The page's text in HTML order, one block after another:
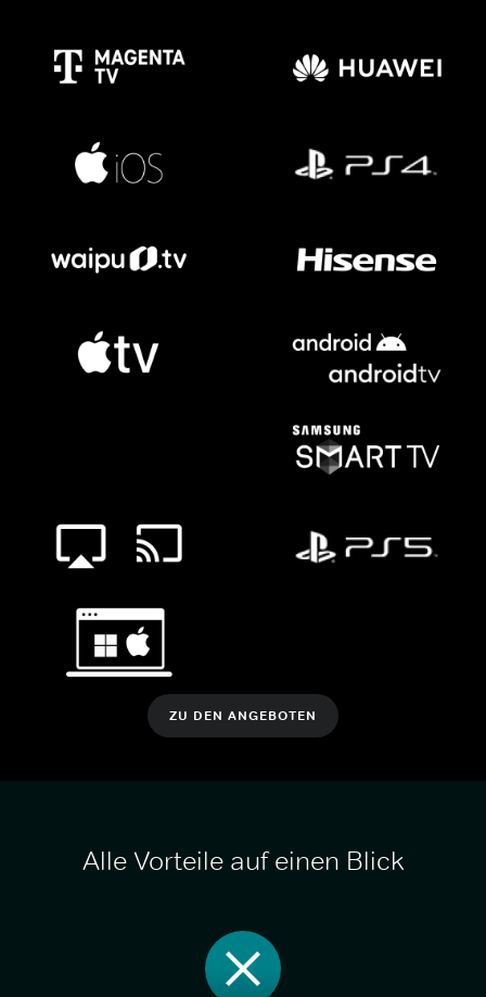
ZU DEN ANGEBOTEN
Alle Vorteile auf einen Blick